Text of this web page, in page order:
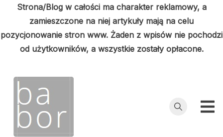
Strona/Blog w całości ma charakter reklamowy, a
zamieszczone na niej artykuły mają na celu
pozycjonowanie stron www. Żaden z wpisów nie pochodzi
od użytkowników, a wszystkie zostały opłacone.
treści